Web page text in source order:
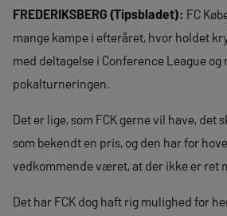
FREDERIKSBERG (Tipsbladet): FC
mange kampe i efteråret, hvor holdet
med deltagelse i Conference League
pokalturneringen.
Det er lige, som FCK gerne vil have, det
som bekendt en pris, og den har for
vedkommende været, at der ikke er ret
Det har FCK dog haft rig mulighed for